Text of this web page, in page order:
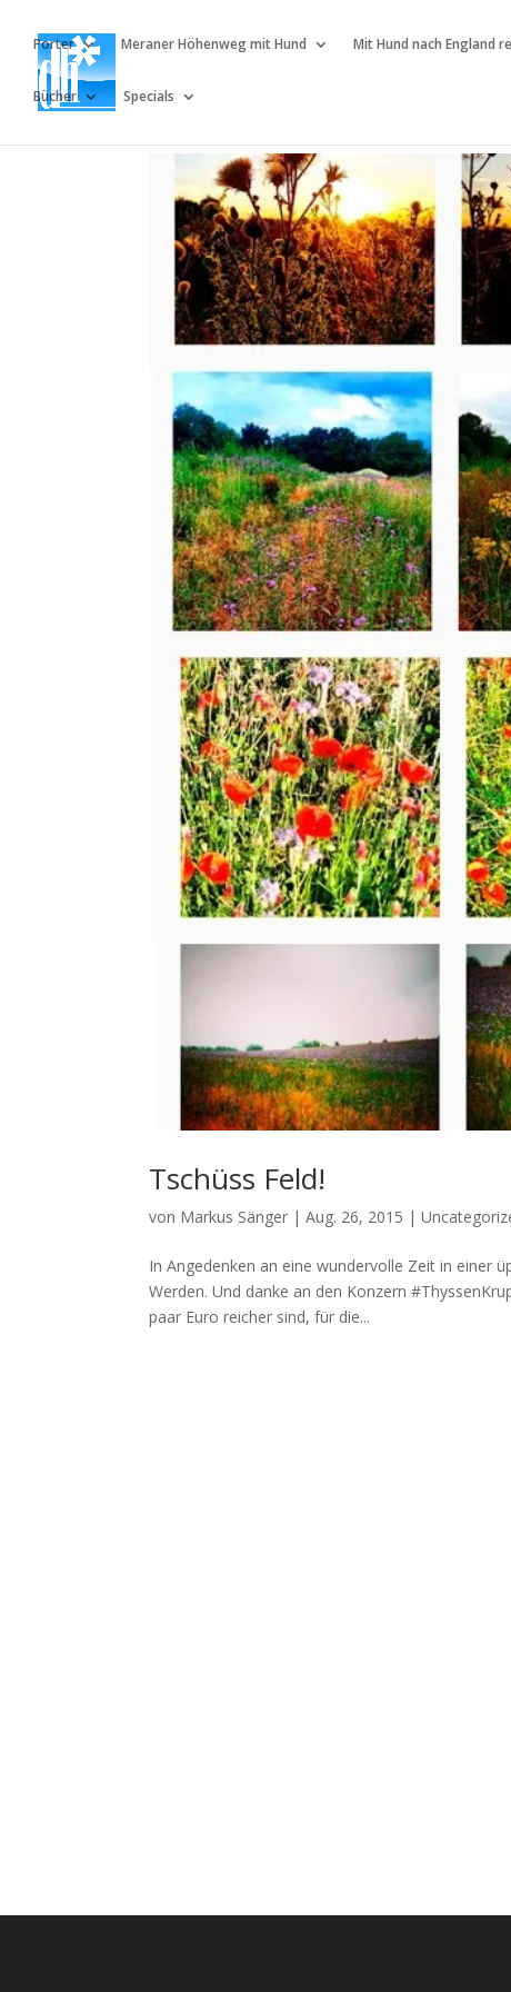
Porter Meraner Höhenweg mit Hund Mit Hund nach England
Bücher Specials
Tschüss Feld!
von Markus Sänger |Aug. 26, 2015 |
In Angedenken an eine wundervolle Zeit in einer
Werden. Und danke an den Konzern
paar Euro reicher sind, für die...